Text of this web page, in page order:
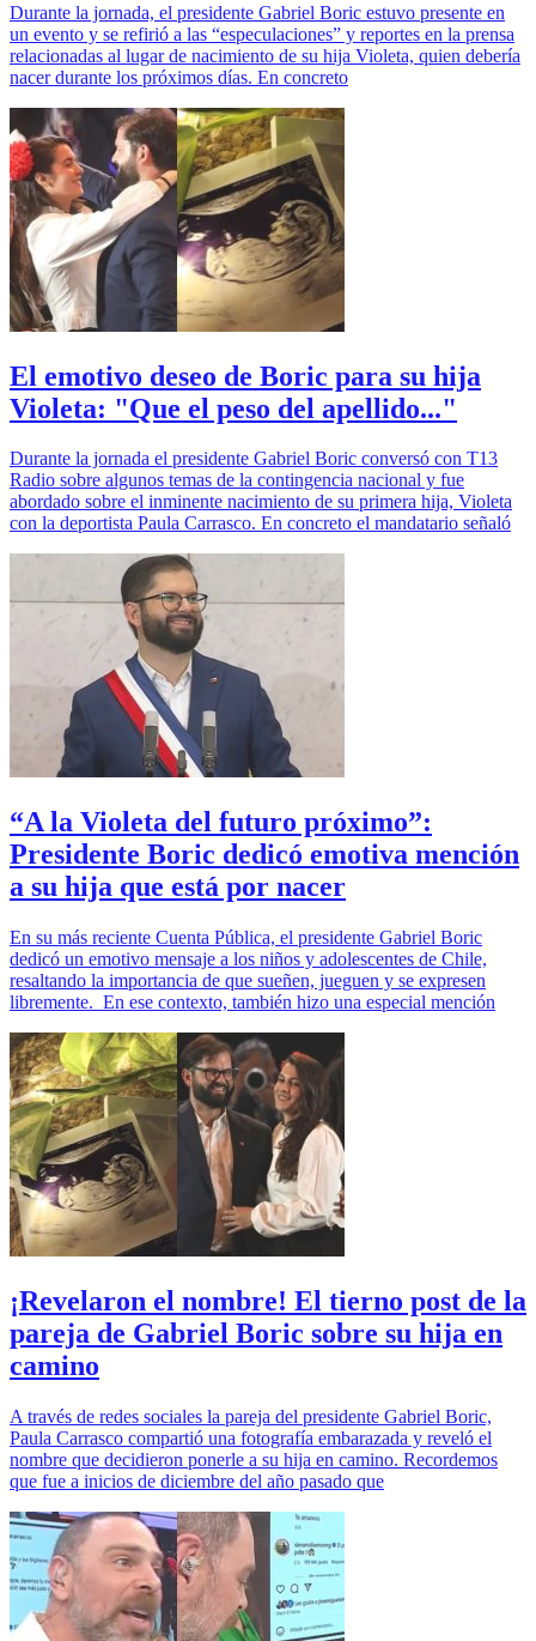
Durante la jornada, el presidente Gabriel Boric estuvo presente en
un evento y se refirió a las “especulaciones” y reportes en la prensa
relacionadas al lugar de nacimiento de su hija Violeta, quien debería
nacer durante los próximos días. En concreto
El emotivo deseo de Boric para su hija
Violeta: "Que el peso del apellido..."
Durante la jornada el presidente Gabriel Boric conversó con T13
Radio sobre algunos temas de la contingencia nacional y fue
abordado sobre el inminente nacimiento de su primera hija, Violeta
con la deportista Paula Carrasco. En concreto el mandatario señaló
“A la Violeta del futuro próximo”:
Presidente Boric dedicó emotiva mención
a su hija que está por nacer
En su más reciente Cuenta Pública, el presidente Gabriel Boric
dedicó un emotivo mensaje a los niños y adolescentes de Chile,
resaltando la importancia de que sueñen, jueguen y se expresen
libremente. En ese contexto, también hizo una especial mención
¡Revelaron el nombre! El tierno post de la
pareja de Gabriel Boric sobre su hija en
camino
A través de redes sociales la pareja del presidente Gabriel Boric,
Paula Carrasco compartió una fotografía embarazada y reveló el
nombre que decidieron ponerle a su hija en camino. Recordemos
que fue a inicios de diciembre del año pasado que